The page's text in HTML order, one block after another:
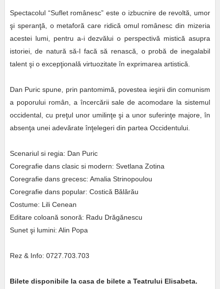
Spectacolul “Suflet românesc” este o izbucnire de revoltă, umor
şi speranţă, o metaforă care ridică omul românesc din mizeria
acestei lumi, pentru a-i dezvălui o perspectivă mistică asupra
istoriei, de natură să-l facă să renască, o probă de inegalabil
talent şi o excepţională virtuozitate în exprimarea artistică.
Dan Puric spune, prin pantomimă, povestea ieşirii din comunism
a poporului român, a încercării sale de acomodare la sistemul
occidental, cu preţul unor umilinţe şi a unor suferinţe majore, în
absenţa unei adevărate înţelegeri din partea Occidentului.
Scenariul si regia: Dan Puric
Coregrafie dans clasic si modern: Svetlana Zotina
Coregrafie dans grecesc: Amalia Strinopoulou
Coregrafie dans popular: Costică Bălărău
Costume: Lili Cenean
Editare coloană sonoră: Radu Drăgănescu
Sunet şi lumini: Alin Popa
Rez & Info: 0727.703.703
Bilete disponibile la casa de bilete a Teatrului Elisabeta.